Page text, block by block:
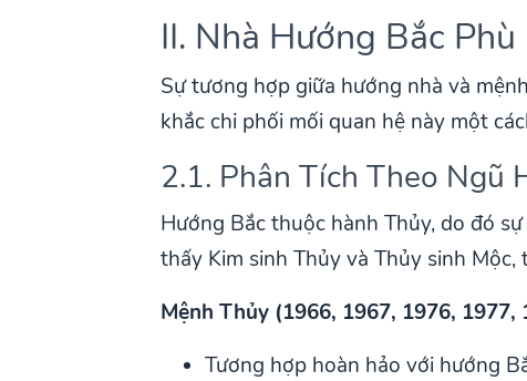
II. Nhà Hướng Bắc
Sự tương hợp giữa hướng nhà và
khắc chi phối mối quan hệ này một
2.1. Phân Tích Theo Ngũ
Hướng Bắc thuộc hành Thủy, do đó
thấy Kim sinh Thủy và Thủy sinh
Mệnh Thủy (1966, 1967, 1976, 1977,
Tương hợp hoàn hảo với hướng